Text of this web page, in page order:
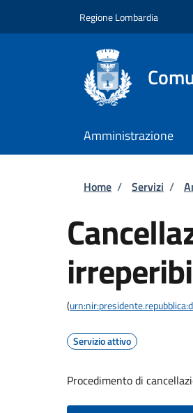
Regione Lombardia
Amministrazione
Briciole
Home / Servizi /
(
Servizio attivo
Procedimento di